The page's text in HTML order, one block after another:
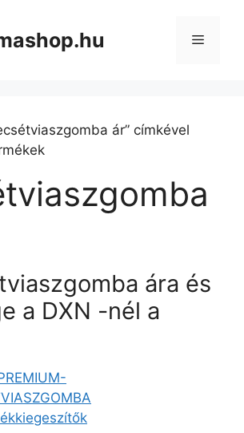
Menü
ár” címkével
ára és
a DXN -nél a